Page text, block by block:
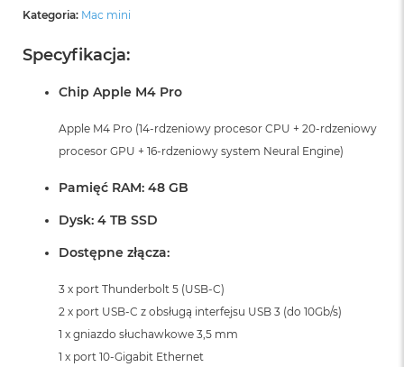
Kategoria: Mac mini
Specyfikacja:
Chip Apple M4 Pro
Apple M4 Pro (14-rdzeniowy procesor CPU + 20-rdzeniowy
procesor GPU + 16-rdzeniowy system Neural Engine)
Pamięć RAM: 48 GB
Dysk: 4 TB SSD
Dostępne złącza:
3 x port Thunderbolt 5 (USB-C)
2 x port USB-C z obsługą interfejsu USB 3 (do 10Gb/s)
1 x gniazdo słuchawkowe 3,5 mm
1 x port 10-Gigabit Ethernet